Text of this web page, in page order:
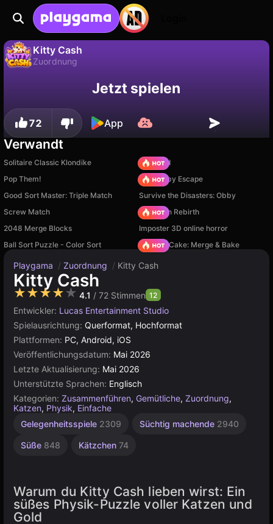
Kitty Cash
Zuordnung
speichern!
Nein
Jetzt spielen
72 App
Verwandt
Solitaire Classic Klondike
TB World
Pop Them!
Your Obby Escape
Good Sort Master: Triple Match
Survive the Disasters: Obby
Screw Match
Stickman Rebirth
2048 Merge Blocks
Imposter 3D online horror
Ball Sort Puzzle - Color Sort
Piece of Cake: Merge & Bake
Playgama / Zuordnung / Kitty Cash
Kitty Cash
★★★★★ 4.1 / 72 Stimmen 12
Entwickler: Lucas Entertainment Studio
Spielausrichtung: Querformat, Hochformat
Plattformen: PC, Android, iOS
Veröffentlichungsdatum: Mai 2026
Letzte Aktualisierung: Mai 2026
Unterstützte Sprachen: Englisch
Kategorien: Zusammenführen, Gemütliche, Zuordnung,
Katzen, Physik, Einfache
Gelegenheitsspiele 2309 Süchtig machende 2940
Süße 848 Kätzchen 74
Warum du Kitty Cash lieben wirst: Ein
süßes Physik-Puzzle voller Katzen und
Gold